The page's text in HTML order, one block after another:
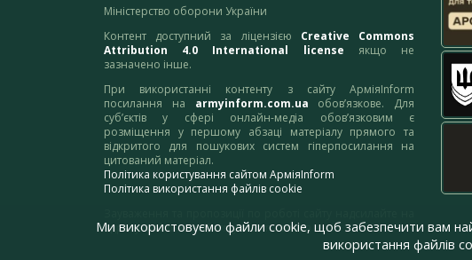
Міністерство оборони України
Контент доступний за ліцензією Creative Commons
Attribution 4.0 International license якщо не
зазначено інше.
При використанні контенту з сайту АрміяInform
посилання на armyinform.com.ua обов’язкове. Для
суб’єктів у сфері онлайн-медіа обов’язковим є
розміщення у першому абзаці матеріалу прямого та
відкритого для пошукових систем гіперпосилання на
цитований матеріал.
Політика користування сайтом АрміяInform
Політика використання файлів cookie
адресу:webmaster@armyinform.com.ua
Ми використовуємо файли cookie, щоб забезпечити вам
використання файлів